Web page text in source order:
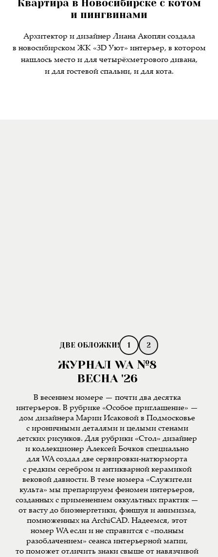
Квартира в Новосибирске с котом
и пингвинами
Архитектор и дизайнер Лиана Акопян создала
в новосибирском ЖК «3D Уют» интерьер, в котором
нашлось место и для четырёхметрового дивана,
и для гостевой спальни, и для кота.
1 2
ЖУРНАЛ WA №8
ВЕСНА '26
В весеннем номере — почти два десятка
интерьеров. В рубрике «Особое приглашение» —
дом дизайнера Марии Исаковой в Подмосковье
с ироничными деталями и целыми стенами
детских рисунков. Для рубрики «Стол» дизайнер
и коллекционер Алексей Бочков специально
для WA создал две сервировки-натюрморта
с редким серебром и антикварной керамикой
вековой давности. В теме номера «Служители
культа» мы препарируем феномен интерьеров,
созданных с применением оккультных практик —
от васту до биоэнергетики, фэншуя и анимизма,
помноженных на ArchiCAD. Надеемся, этот
номер WA если и не справится с «полным
разоблачением» сеанса интерьерной магии,
то поможет отличить знаки свыше от навязчивой